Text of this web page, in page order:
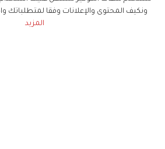
ونكيف المحتوى والإعلانات وفقا لمتطلباتك
المزيد